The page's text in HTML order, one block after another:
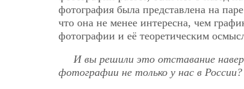
фотография была представлена на
что она не менее интересна, чем
фотографии и её теоретическим
И вы решили это отставание
фотографии не только у нас в России?